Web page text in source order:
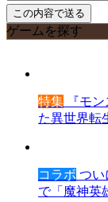
ゲームを探す
特集 『モ
た異世界転
コラボ つい
で「魔神英